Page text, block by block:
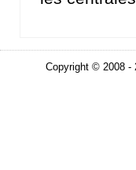
Copyright © 2008 -